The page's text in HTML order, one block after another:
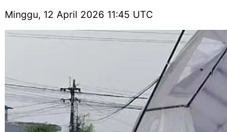
Minggu, 12 April 2026 11:45 UTC